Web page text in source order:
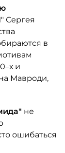
Сергея
в
и
Мавроди,
не
ошибаться